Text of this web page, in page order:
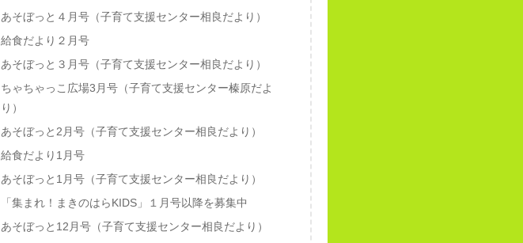
あそぼっと４月号（子育て支援センター相良だより）
給食だより２月号
あそぼっと３月号（子育て支援センター相良だより）
ちゃちゃっこ広場3月号（子育て支援センター榛原だよ
り）
あそぼっと2月号（子育て支援センター相良だより）
給食だより1月号
あそぼっと1月号（子育て支援センター相良だより）
「集まれ！まきのはらKIDS」１月号以降を募集中
あそぼっと12月号（子育て支援センター相良だより）